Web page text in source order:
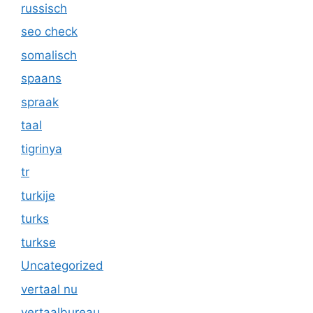
russisch
seo check
somalisch
spaans
spraak
taal
tigrinya
tr
turkije
turks
turkse
Uncategorized
vertaal nu